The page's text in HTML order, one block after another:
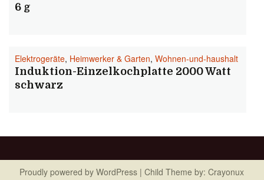
6 g
Elektrogeräte, Heimwerker & Garten, Wohnen-und-haushalt
Induktion-Einzelkochplatte 2000 Watt
schwarz
Proudly powered by WordPress | Child Theme by: Crayonux